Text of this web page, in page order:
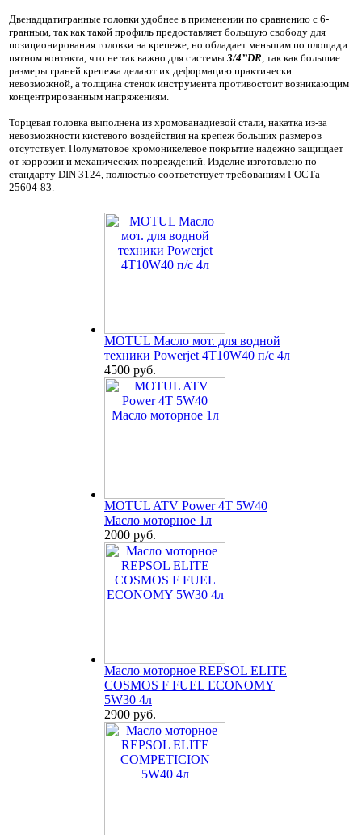
Двенадцатигранные головки удобнее в применении по сравнению с 6-
гранным, так как такой профиль предоставляет большую свободу для
позиционирования головки на крепеже, но обладает меньшим по площади
пятном контакта, что не так важно для системы 3/4’’DR , так как большие
размеры граней крепежа делают их деформацию практически
невозможной, а толщина стенок инструмента противостоит возникающим
концентрированным напряжениям.
Торцевая головка выполнена из хромованадиевой стали, накатка из-за
невозможности кистевого воздействия на крепеж больших размеров
отсутствует. Полуматовое хромоникелевое покрытие надежно защищает
от коррозии и механических повреждений. Изделие изготовлено по
стандарту DIN 3124, полностью соответствует требованиям ГОСТа
25604-83.
MOTUL Масло мот. для водной
техники Powerjet 4T10W40 п/с 4л
4500 руб.
MOTUL ATV Power 4T 5W40
Масло моторное 1л
2000 руб.
Масло моторное REPSOL ELITE
COSMOS F FUEL ECONOMY
5W30 4л
2900 руб.